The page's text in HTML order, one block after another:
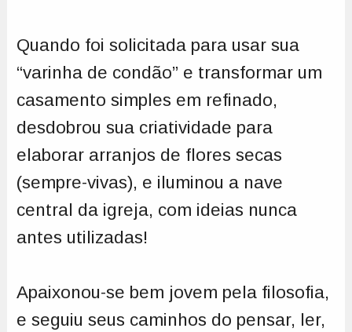
Quando foi solicitada para usar sua
“varinha de condão” e transformar um
casamento simples em refinado,
desdobrou sua criatividade para
elaborar arranjos de flores secas
(sempre-vivas), e iluminou a nave
central da igreja, com ideias nunca
antes utilizadas!
Apaixonou-se bem jovem pela filosofia,
e seguiu seus caminhos do pensar, ler,